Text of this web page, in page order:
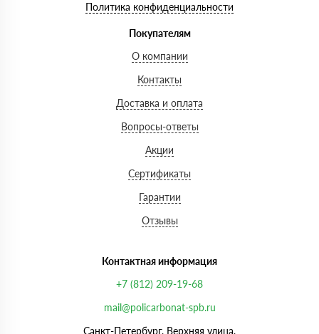
Политика конфиденциальности
Покупателям
О компании
Контакты
Доставка и оплата
Вопросы-ответы
Акции
Сертификаты
Гарантии
Отзывы
Контактная информация
+7 (812) 209-19-68
mail@policarbonat-spb.ru
Санкт-Петербург, Верхняя улица,